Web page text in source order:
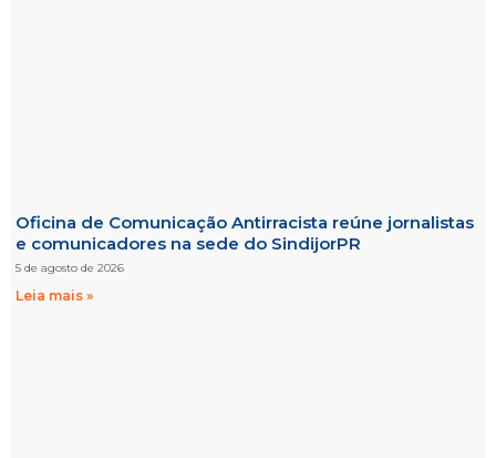
Oficina de Comunicação Antirracista reúne jornalistas
e comunicadores na sede do SindijorPR
5 de agosto de 2026
Leia mais »